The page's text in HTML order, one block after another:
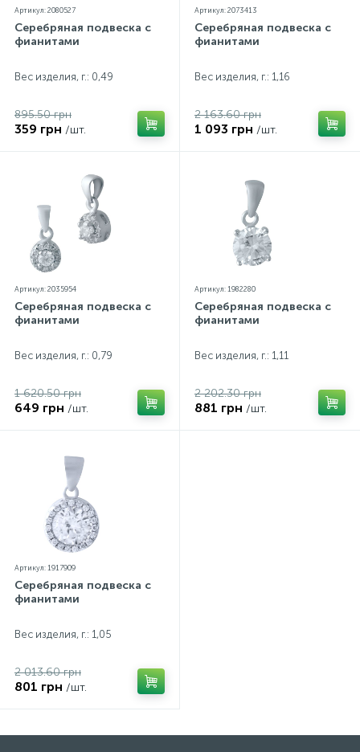
Артикул: 2080527
Серебряная подвеска с
фианитами
Вес изделия, г.: 0,49
895.50 грн
359 грн /шт.
Артикул: 2073413
Серебряная подвеска с
фианитами
Вес изделия, г.: 1,16
2 163.60 грн
1 093 грн /шт.
Артикул: 2035954
Серебряная подвеска с
фианитами
Вес изделия, г.: 0,79
1 620.50 грн
649 грн /шт.
Артикул: 1982280
Серебряная подвеска с
фианитами
Вес изделия, г.: 1,11
2 202.30 грн
881 грн /шт.
Артикул: 1917909
Серебряная подвеска с
фианитами
Вес изделия, г.: 1,05
2 013.60 грн
801 грн /шт.